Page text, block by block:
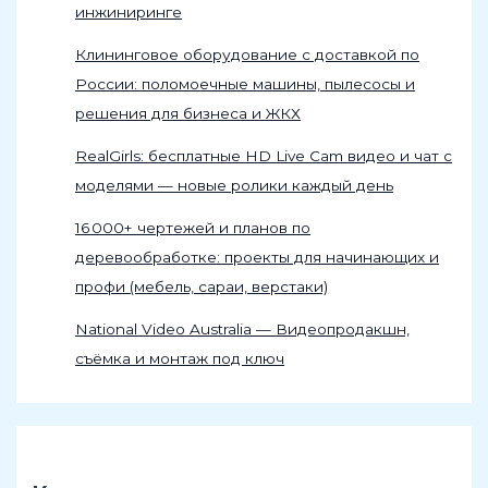
инжиниринге
Клининговое оборудование с доставкой по
России: поломоечные машины, пылесосы и
решения для бизнеса и ЖКХ
RealGirls: бесплатные HD Live Cam видео и чат с
моделями — новые ролики каждый день
16 000+ чертежей и планов по
деревообработке: проекты для начинающих и
профи (мебель, сараи, верстаки)
National Video Australia — Видеопродакшн,
съёмка и монтаж под ключ